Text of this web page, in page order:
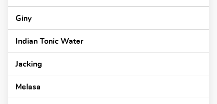
Giny
Indian Tonic Water
Jacking
Melasa